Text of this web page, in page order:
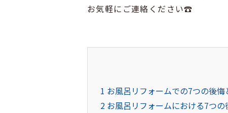
お気軽にご連絡ください☎
1 お風呂リフォームでの7つの後悔
2 お風呂リフォームにおける7つの